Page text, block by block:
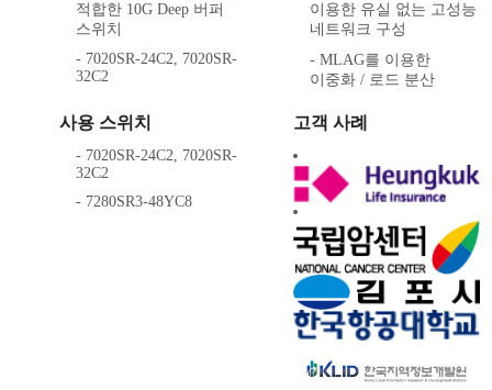
적합한 10G Deep 버퍼
스위치
- 7020SR-24C2, 7020SR-
32C2
이용한 유실 없는 고성능
네트워크 구성
- MLAG를 이용한
이중화 / 로드 분산
사용 스위치
- 7020SR-24C2, 7020SR-
32C2
- 7280SR3-48YC8
고객 사례